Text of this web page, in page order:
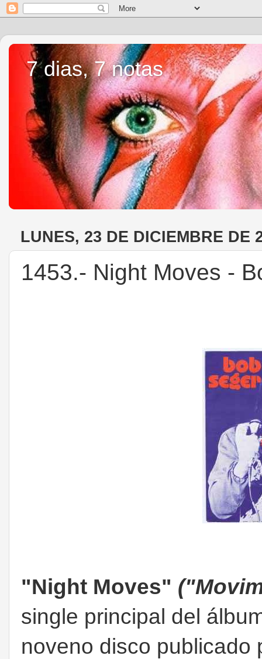
7 dias, 7 notas
LUNES, 23 DE DICIEMBRE DE
1453.- Night Moves -
"Night Moves"
single principal del
noveno disco publicado